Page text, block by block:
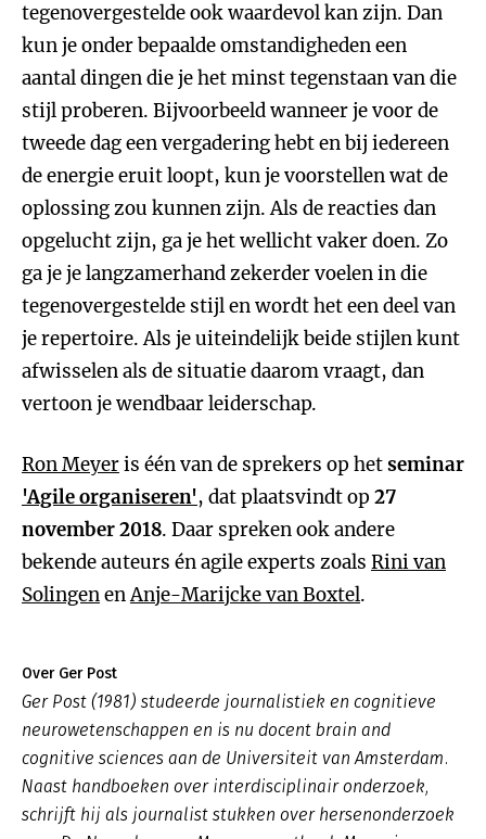
tegenovergestelde ook waardevol kan zijn. Dan
kun je onder bepaalde omstandigheden een
aantal dingen die je het minst tegenstaan van die
stijl proberen. Bijvoorbeeld wanneer je voor de
tweede dag een vergadering hebt en bij iedereen
de energie eruit loopt, kun je voorstellen wat de
oplossing zou kunnen zijn. Als de reacties dan
opgelucht zijn, ga je het wellicht vaker doen. Zo
ga je je langzamerhand zekerder voelen in die
tegenovergestelde stijl en wordt het een deel van
je repertoire. Als je uiteindelijk beide stijlen kunt
afwisselen als de situatie daarom vraagt, dan
vertoon je wendbaar leiderschap.
Ron Meyeris één van de sprekers op hetseminar
'Agile organiseren', dat plaatsvindt op 27
november 2018. Daar spreken ook andere
bekende auteurs én agile experts zoals Rini van
SolingenenAnje-Marijcke van Boxtel.
Over Ger Post
Ger Post (1981) studeerde journalistiek en cognitieve
neurowetenschappen en is nu docent brain and
cognitive sciences aan de Universiteit van Amsterdam.
Naast handboeken over interdisciplinair onderzoek,
schrijft hij als journalist stukken over hersenonderzoek